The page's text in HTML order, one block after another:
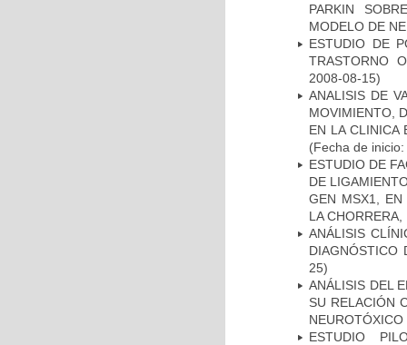
PARKIN
MODELO DE
ESTUDIO DE
TRASTORNO
2008-08-15)
ANALISIS DE
MOVIMIENTO,
EN LA CLINICA
(Fecha de
ESTUDIO DE
DE
GEN MSX1, EN
LA
ANÁLISIS
DIAGNÓSTICO
25)
ANÁLISIS DEL
SU RELACIÓN
NEUROTÓXICO
ESTUDIO